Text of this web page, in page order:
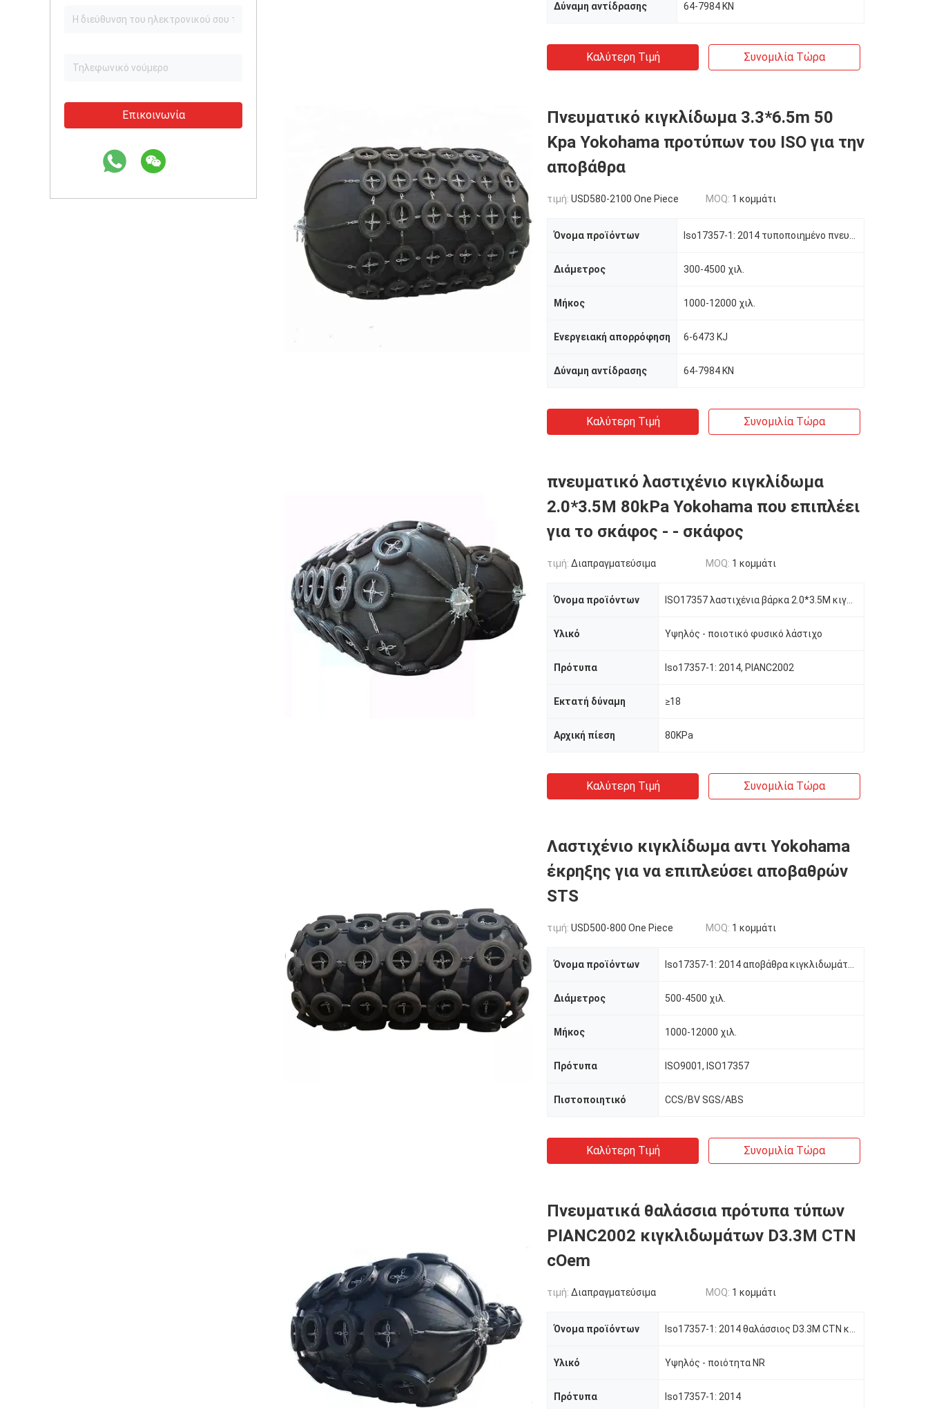
Επικοινωνία
Δύναμη αντίδρασης 64-7984 KN
Καλύτερη Τιμή Συνομιλία Τώρα
Πνευματικό κιγκλίδωμα 3.3*6.5m 50
Kpa Yokohama προτύπων του ISO για την
αποβάθρα
τιμή: USD580-2100 One Piece MOQ: 1 κομμάτι
Όνομα προϊόντων
Διάμετρος 300-4500 χιλ.
Μήκος 1000-12000 χιλ.
Ενεργειακή απορρόφηση 6-6473 KJ
Δύναμη αντίδρασης 64-7984 KN
Καλύτερη Τιμή Συνομιλία Τώρα
πνευματικό λαστιχένιο κιγκλίδωμα
2.0*3.5M 80kPa Yokohama που επιπλέει
για το σκάφος - - σκάφος
τιμή: Διαπραγματεύσιμα MOQ: 1 κομμάτι
Όνομα προϊόντων
Υλικό Υψηλός - ποιοτικό φυσικό λάστιχο
Πρότυπα Iso17357-1: 2014, PIANC2002
Εκτατή δύναμη ≥18
Αρχική πίεση 80KPa
Καλύτερη Τιμή Συνομιλία Τώρα
Λαστιχένιο κιγκλίδωμα αντι Yokohama
έκρηξης για να επιπλεύσει αποβαθρών
STS
τιμή: USD500-800 One Piece MOQ: 1 κομμάτι
Όνομα προϊόντων
Διάμετρος 500-4500 χιλ.
Μήκος 1000-12000 χιλ.
Πρότυπα ISO9001, ISO17357
Πιστοποιητικό CCS/BV SGS/ABS
Καλύτερη Τιμή Συνομιλία Τώρα
Πνευματικά θαλάσσια πρότυπα τύπων
PIANC2002 κιγκλιδωμάτων D3.3M CTN
cOem
τιμή: Διαπραγματεύσιμα MOQ: 1 κομμάτι
Όνομα προϊόντων
Υλικό Υψηλός - ποιότητα NR
Πρότυπα Iso17357-1: 2014